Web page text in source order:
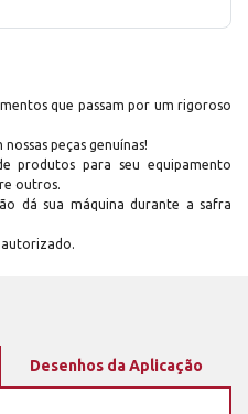
que passam por um rigoroso
peças genuínas!
produtos para seu equipamento
outros.
dá sua máquina durante a safra
autorizado.
Desenhos da Aplicação